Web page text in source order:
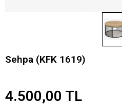
Sehpa (KFK 1619)
4.500,00 TL